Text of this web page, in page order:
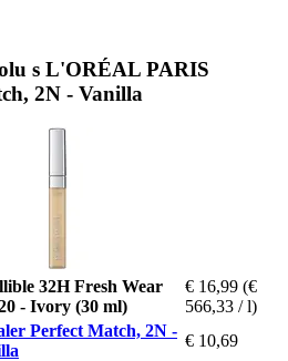
s L'ORÉAL PARIS
2N - Vanilla
32H Fresh Wear
- Ivory (30 ml)
€ 16,99 (€
566,33 / l)
Perfect Match, 2N -
€ 10,69